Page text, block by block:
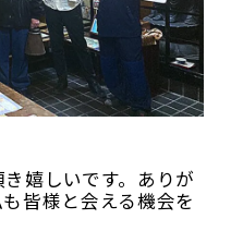
嬉しいです。ありが
皆様と会える機会を